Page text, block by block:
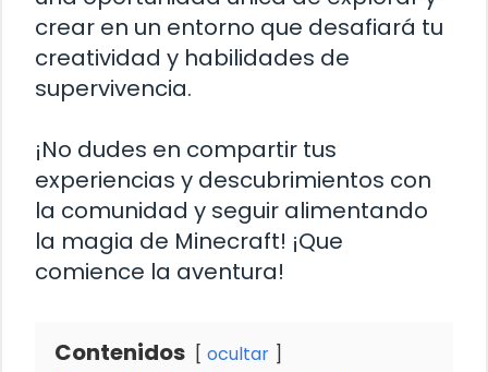
crear en un entorno que desafiará tu
creatividad y habilidades de
supervivencia.
¡No dudes en compartir tus
experiencias y descubrimientos con
la comunidad y seguir alimentando
la magia de Minecraft! ¡Que
comience la aventura!
Contenidos ocultar